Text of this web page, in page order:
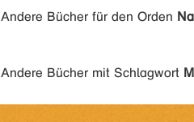
Andere Bücher für den Orden
Andere Bücher mit Schlagwort